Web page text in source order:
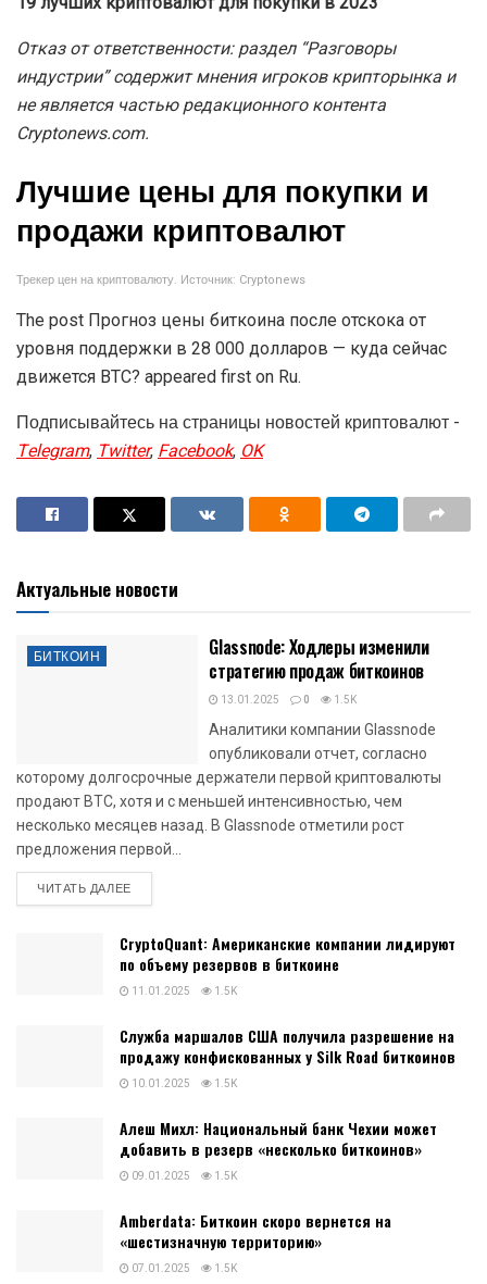
Отказ от ответственности: раздел “Разговоры
индустрии” содержит мнения игроков крипторынка и
не является частью редакционного контента
Cryptonews.com.
Лучшие цены для покупки и
продажи криптовалют
Трекер цен на криптовалюту. Источник: Cryptonews
The post Прогноз цены биткоина после отскока от
уровня поддержки в 28 000 долларов — куда сейчас
движется BTC? appeared first on Ru.
Подписывайтесь на страницы новостей криптовалют -
Telegram, Twitter, Facebook, OK
Актуальные новости
БИТКОИН
Glassnode: Ходлеры изменили
стратегию продаж биткоинов
13.01.2025 0 1.5K
Аналитики компании Glassnode
опубликовали отчет, согласно
которому долгосрочные держатели первой криптовалюты
продают BTC, хотя и с меньшей интенсивностью, чем
несколько месяцев назад. В Glassnode отметили рост
предложения первой...
ЧИТАТЬ ДАЛЕЕDETAILS
CryptoQuant: Американские компании лидируют
по объему резервов в биткоине
11.01.2025 1.5K
Служба маршалов США получила разрешение на
продажу конфискованных у Silk Road биткоинов
10.01.2025 1.5K
Алеш Михл: Национальный банк Чехии может
добавить в резерв «несколько биткоинов»
09.01.2025 1.5K
Amberdata: Биткоин скоро вернется на
«шестизначную территорию»
07.01.2025 1.5K